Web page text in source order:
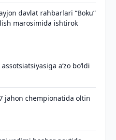
davlat rahbarlari “Boku”
marosimida ishtirok
aʼzo bo‘ldi
jahon chempionatida oltin